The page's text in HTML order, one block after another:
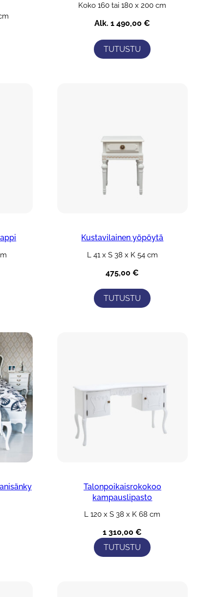
Koko 160 tai 180 x 200 cm
Alk.1 490,00€
TUTUSTU
Kustavilainen yöpöytä
L 41 x S 38 x K 54 cm
475,00€
TUTUSTU
Talonpoikaisrokokoo
kampauslipasto
L 120 x S 38 x K 68 cm
1 310,00€
TUTUSTU